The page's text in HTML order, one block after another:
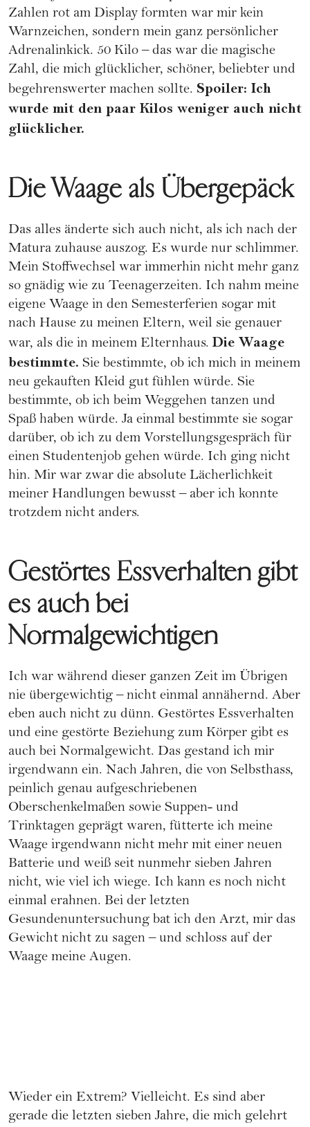
Zahlen rot am Display formten war mir kein
Warnzeichen, sondern mein ganz persönlicher
Adrenalinkick. 50 Kilo – das war die magische
Zahl, die mich glücklicher, schöner, beliebter und
begehrenswerter machen sollte. Spoiler: Ich
wurde mit den paar Kilos weniger auch nicht
glücklicher.
Die Waage als Übergepäck
Das alles änderte sich auch nicht, als ich nach der
Matura zuhause auszog. Es wurde nur schlimmer.
Mein Stoffwechsel war immerhin nicht mehr ganz
so gnädig wie zu Teenagerzeiten. Ich nahm meine
eigene Waage in den Semesterferien sogar mit
nach Hause zu meinen Eltern, weil sie genauer
war, als die in meinem Elternhaus.Die Waage
bestimmte. Sie bestimmte, ob ich mich in meinem
neu gekauften Kleid gut fühlen würde. Sie
bestimmte, ob ich beim Weggehen tanzen und
Spaß haben würde. Ja einmal bestimmte sie sogar
darüber, ob ich zu dem Vorstellungsgespräch für
einen Studentenjob gehen würde. Ich ging nicht
hin. Mir war zwar die absolute Lächerlichkeit
meiner Handlungen bewusst – aber ich konnte
trotzdem nicht anders.
Gestörtes Essverhalten gibt
es auch bei
Normalgewichtigen
Ich war während dieser ganzen Zeit im Übrigen
nie übergewichtig – nicht einmal annähernd. Aber
eben auch nicht zu dünn. Gestörtes Essverhalten
und eine gestörte Beziehung zum Körper gibt es
auch bei Normalgewicht. Das gestand ich mir
irgendwann ein. Nach Jahren, die von Selbsthass,
peinlich genau aufgeschriebenen
Oberschenkelmaßen sowie Suppen- und
Trinktagen geprägt waren, fütterte ich meine
Waage irgendwann nicht mehr mit einer neuen
Batterie und weiß seit nunmehr sieben Jahren
nicht, wie viel ich wiege. Ich kann es noch nicht
einmal erahnen. Bei der letzten
Gesundenuntersuchung bat ich den Arzt, mir das
Gewicht nicht zu sagen – und schloss auf der
Waage meine Augen.
Wieder ein Extrem? Vielleicht. Es sind aber
gerade die letzten sieben Jahre, die mich gelehrt